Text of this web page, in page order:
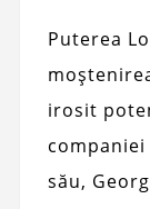
Puterea
irosit
său,